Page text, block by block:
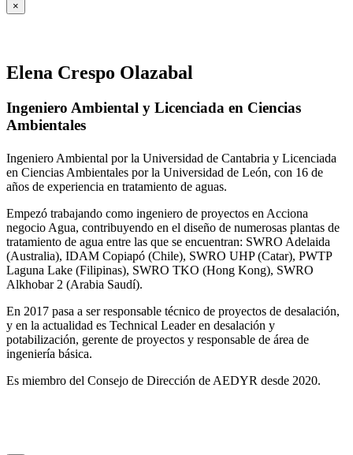
×
Elena Crespo Olazabal
Ingeniero Ambiental y Licenciada en Ciencias
Ambientales
Ingeniero Ambiental por la Universidad de Cantabria y Licenciada
en Ciencias Ambientales por la Universidad de León, con 16 de
años de experiencia en tratamiento de aguas.
Empezó trabajando como ingeniero de proyectos en Acciona
negocio Agua, contribuyendo en el diseño de numerosas plantas de
tratamiento de agua entre las que se encuentran: SWRO Adelaida
(Australia), IDAM Copiapó (Chile), SWRO UHP (Catar), PWTP
Laguna Lake (Filipinas), SWRO TKO (Hong Kong), SWRO
Alkhobar 2 (Arabia Saudí).
En 2017 pasa a ser responsable técnico de proyectos de desalación,
y en la actualidad es Technical Leader en desalación y
potabilización, gerente de proyectos y responsable de área de
ingeniería básica.
Es miembro del Consejo de Dirección de AEDYR desde 2020.